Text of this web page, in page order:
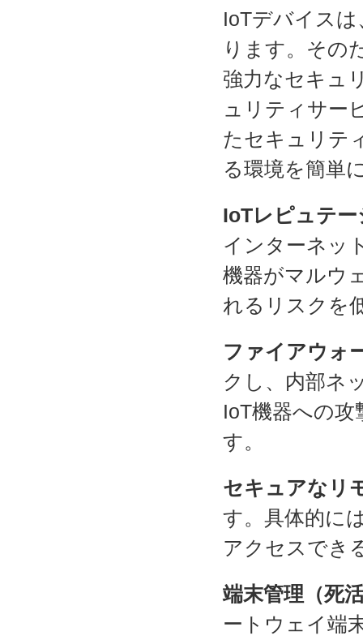
IoTデバイス
ります。その
強力なセキュ
ュリティサー
たセキュリテ
る環境を簡単
IoTレピュテ
インターネッ
機器がマルウ
れるリスクを
ファイアウォ
クし、内部ネ
IoT機器への
す。
セキュアなリ
す。具体的に
アクセスでき
端末管理（死
ートウェイ端